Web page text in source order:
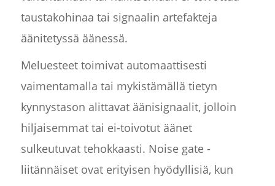
taustakohinaa tai signaalin artefakteja
äänitetyssä äänessä.
Meluesteet toimivat automaattisesti
vaimentamalla tai mykistämällä tietyn
kynnystason alittavat äänisignaalit, jolloin
hiljaisemmat tai ei-toivotut äänet
sulkeutuvat tehokkaasti. Noise gate -
liitännäiset ovat erityisen hyödyllisiä, kun